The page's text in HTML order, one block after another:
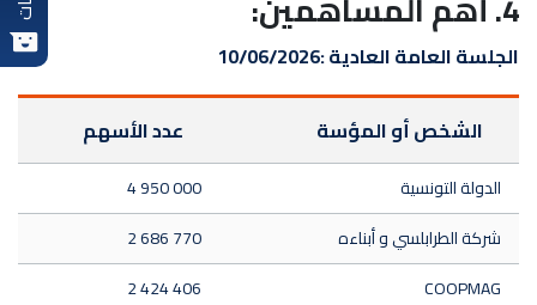
الجلسة العامة العادية :10/06/2026
الشخص أو المؤسة عدد الأسهم
الدولة التونسية
4 950 000
شركة الطرابلسي و أبناءه
2 686 770
COOPMAG
2 424 406